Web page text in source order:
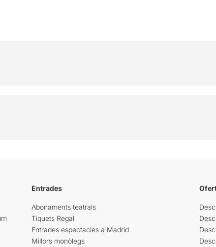
Entrades
Abonaments teatrals
Tiquets Regal
Entrades espectacles a Madrid
Millors monòlegs